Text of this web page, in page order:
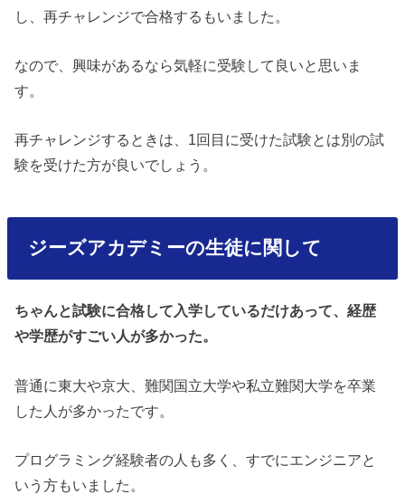
し、再チャレンジで合格するもいました。
なので、興味があるなら気軽に受験して良いと思いま
す。
再チャレンジするときは、1回目に受けた試験とは別の試
験を受けた方が良いでしょう。
ジーズアカデミーの生徒に関して
ちゃんと試験に合格して入学しているだけあって、経歴
や学歴がすごい人が多かった。
普通に東大や京大、難関国立大学や私立難関大学を卒業
した人が多かったです。
プログラミング経験者の人も多く、すでにエンジニアと
いう方もいました。